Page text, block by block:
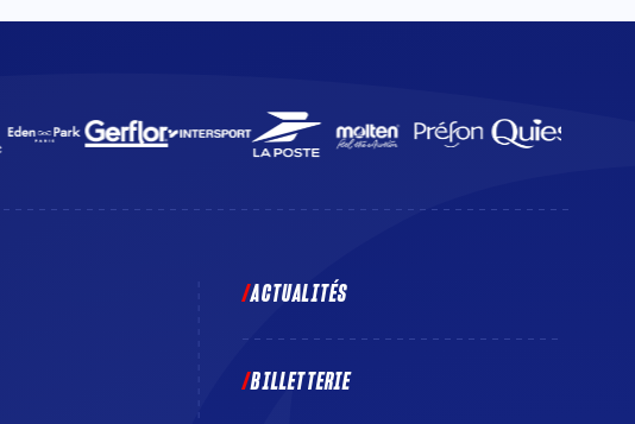
ACTUALITÉS
BILLETTERIE